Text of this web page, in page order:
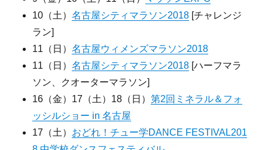
10（土）名古屋シティマラソン2018 [チャレンジ
ラン]
11（日）名古屋ウィメンズマラソン2018
11（日）名古屋シティマラソン2018 [ハーフマラ
ソン、クオーターマラソン]
16（金）17（土）18（日）第2回ミネラル＆フォ
ッシルショー in 名古屋
17（土） おどれ！チュー学DANCE FESTIVAL201